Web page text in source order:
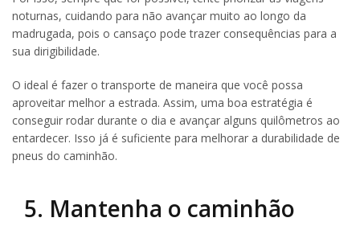
noturnas, cuidando para não avançar muito ao longo da
madrugada, pois o cansaço pode trazer consequências para a
sua dirigibilidade.
O ideal é fazer o transporte de maneira que você possa
aproveitar melhor a estrada. Assim, uma boa estratégia é
conseguir rodar durante o dia e avançar alguns quilômetros ao
entardecer. Isso já é suficiente para melhorar a durabilidade de
pneus do caminhão.
5. Mantenha o caminhão